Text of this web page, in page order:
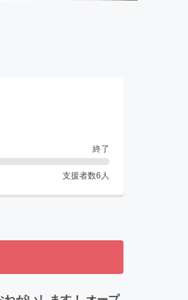
終了
支援者数6 人